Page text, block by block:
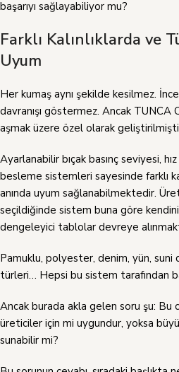
başarıyı sağlayabiliyor mu?
Farklı Kalınlıklarda ve
Uyum
Her kumaş aynı şekilde kesilmez.
davranışı göstermez. Ancak TUNCA
aşmak üzere özel olarak
Ayarlanabilir bıçak basınç seviyesi,
besleme sistemleri sayesinde farklı
anında uyum sağlanabilmektedir.
seçildiğinde sistem buna göre
dengeleyici tablolar devreye
Pamuklu, polyester, denim, yün,
türleri… Hepsi bu sistem tarafından
Ancak burada akla gelen soru şu: Bu
üreticiler için mi uygundur, yoksa
sunabilir mi?